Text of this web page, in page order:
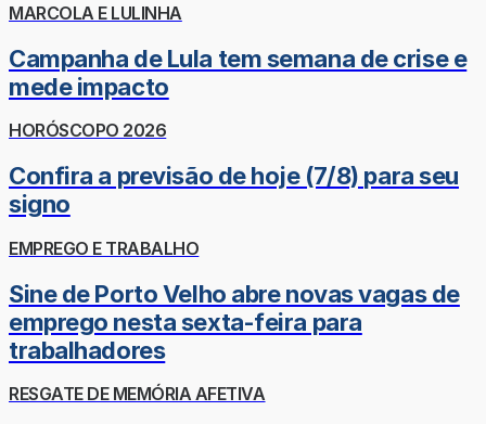
MARCOLA E LULINHA
Campanha de Lula tem semana de crise e
mede impacto
HORÓSCOPO 2026
Confira a previsão de hoje (7/8) para seu
signo
EMPREGO E TRABALHO
Sine de Porto Velho abre novas vagas de
emprego nesta sexta-feira para
trabalhadores
RESGATE DE MEMÓRIA AFETIVA